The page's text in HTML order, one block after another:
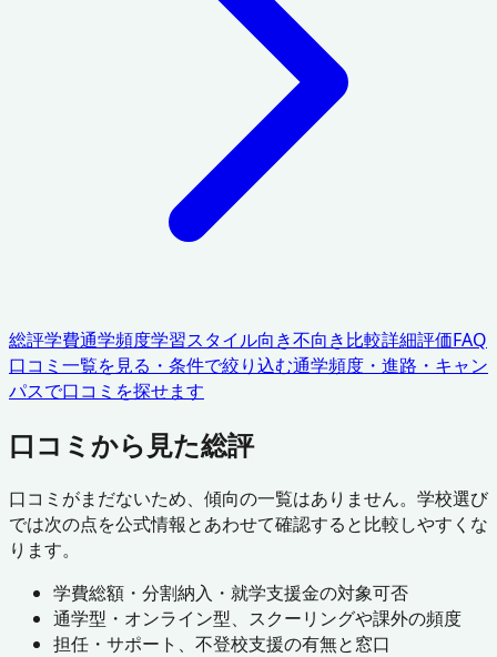
総評学費通学頻度学習スタイル向き不向き比較詳細評価FAQ
口コミ一覧を見る・条件で絞り込む通学頻度・進路・キャン
パスで口コミを探せます
口コミから見た総評
口コミがまだないため、傾向の一覧はありません。学校選び
では次の点を公式情報とあわせて確認すると比較しやすくな
ります。
学費総額・分割納入・就学支援金の対象可否
通学型・オンライン型、スクーリングや課外の頻度
担任・サポート、不登校支援の有無と窓口